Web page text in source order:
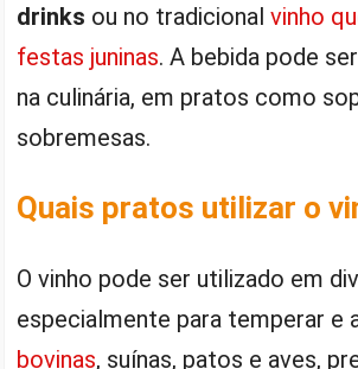
drinks ou no tradicionalvinho
festas juninas. A bebida pode
na culinária, em pratos como
sobremesas.
Quais pratos utilizar o
O vinho pode ser utilizado em
especialmente para temperar e
bovinas, suínas, patos e aves,